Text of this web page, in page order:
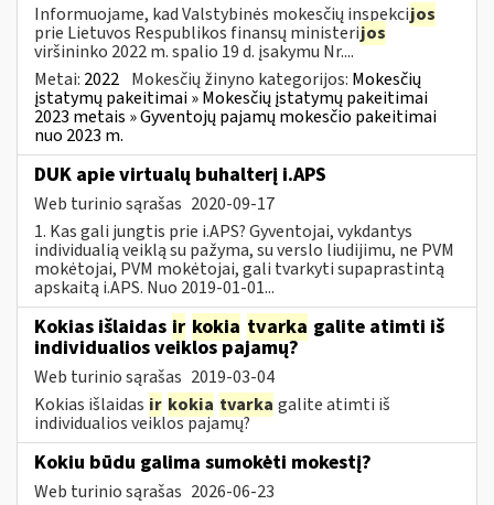
Informuojame, kad Valstybinės mokesčių inspekcijos
prie Lietuvos Respublikos finansų ministerijos
viršininko 2022 m. spalio 19 d. įsakymu Nr....
Metai: 2022 Mokesčių žinyno kategorijos: Mokesčių
įstatymų pakeitimai » Mokesčių įstatymų pakeitimai
2023 metais » Gyventojų pajamų mokesčio pakeitimai
nuo 2023 m.
DUK apie virtualų buhalterį i.APS
Web turinio sąrašas 2020-09-17
1. Kas gali jungtis prie i.APS? Gyventojai, vykdantys
individualią veiklą su pažyma, su verslo liudijimu, ne PVM
mokėtojai, PVM mokėtojai, gali tvarkyti supaprastintą
apskaitą i.APS. Nuo 2019-01-01...
Kokias išlaidas ir kokia tvarka galite atimti iš
individualios veiklos pajamų?
Web turinio sąrašas 2019-03-04
Kokias išlaidas ir kokia tvarka galite atimti iš
individualios veiklos pajamų?
Kokiu būdu galima sumokėti mokestį?
Web turinio sąrašas 2026-06-23